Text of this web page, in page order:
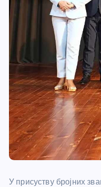
У присуству бројних